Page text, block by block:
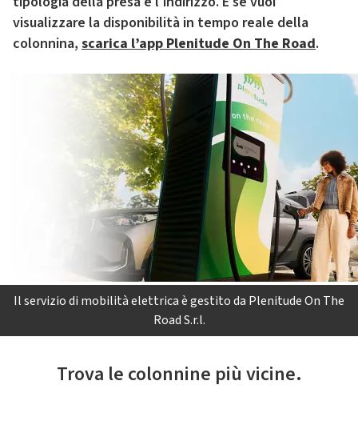
visualizzare la disponibilità in tempo reale della
colonnina, scarica l’app Plenitude On The Road.
Il servizio di mobilità elettrica è gestito da Plenitude On The
Road S.r.l.
Trova le colonnine più vicine.